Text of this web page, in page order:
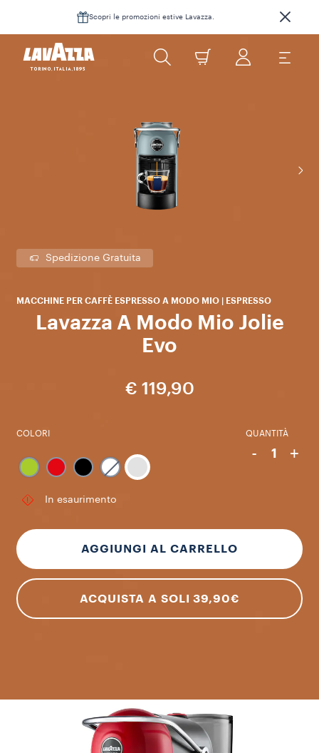
Scopri le promozioni estive Lavazza.
Spedizione Gratuita
MACCHINE PER CAFFÈ ESPRESSO A MODO MIO | ESPRESSO
Lavazza A Modo Mio Jolie
Evo
€ 119,90
COLORI QUANTITÀ
- 1 +
In esaurimento
AGGIUNGI AL CARRELLO
ACQUISTA A SOLI 39,90€